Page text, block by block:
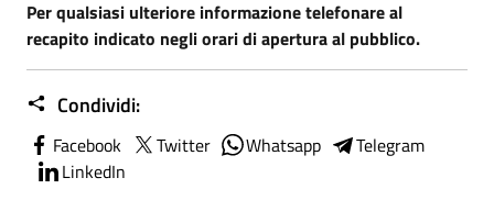
Per qualsiasi ulteriore informazione telefonare al
recapito indicato negli orari di apertura al pubblico.
Condividi:
Facebook Twitter Whatsapp
Telegram
LinkedIn